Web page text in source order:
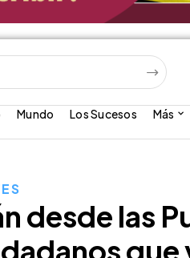
Mundo Los Sucesos Más
desde las
que